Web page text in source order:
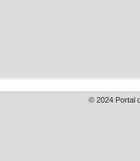
© 2024 Portal